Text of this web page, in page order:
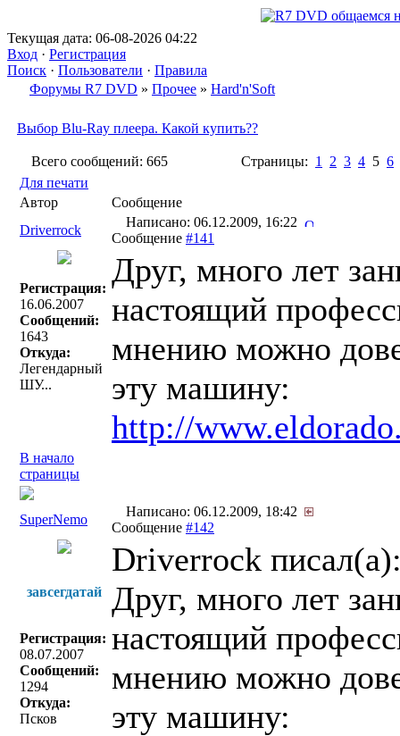
Текущая дата: 06-08-2026 04:22
Вход · Регистрация
Поиск · Пользователи · Правила
Форумы R7 DVD » Прочее » Hard'n'Soft
Выбор Blu-Ray плеера. Какой купить??
Всего сообщений: 665 Страницы: 1 2 3 4 5 6
Для печати
Автор
Сообщение
Driverrock
Написано: 06.12.2009, 16:22
Сообщение #141
Регистрация:
16.06.2007
Сообщений:
1643
Откуда:
Легендарный
ШУ...
Друг, много лет
настоящий
мнению можно
эту машину:
http://
В начало
страницы
SuperNemo
Написано: 06.12.2009, 18:42
Сообщение #142
завсегдатай
Регистрация:
08.07.2007
Сообщений:
1294
Откуда:
Псков
Driverrock
Друг, много лет
настоящий
мнению можно
эту машину: